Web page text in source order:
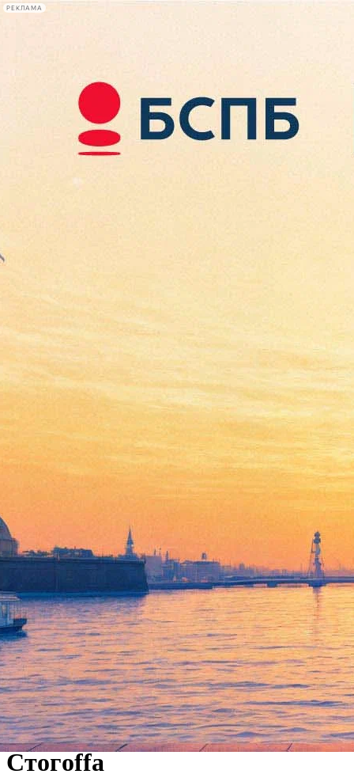
РЕКЛАМА
Сегодня:
2026.08.10
07:58
Афиша Plus
Книжный салон в
Петербурге: британская
принцесса, муж
Ахмадулиной, возвращение
Стогoffа